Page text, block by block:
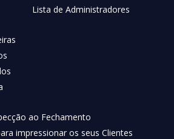
Lista de Administradores
ao Fechamento
impressionar os seus Clientes